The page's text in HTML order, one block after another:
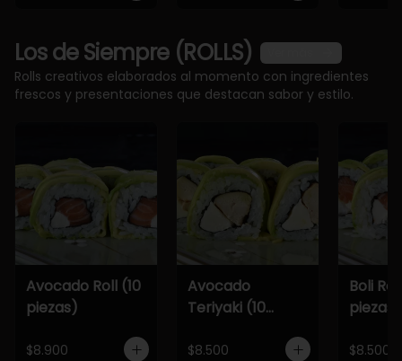
Los de Siempre (ROLLS)
Rolls creativos elaborados al momento con ingredientes
frescos y presentaciones que destacan sabor y estilo.
Avocado Roll (10
piezas)
$8.900
Avocado
Teriyaki (10
$8.500
Boli
piezas)
$8.500